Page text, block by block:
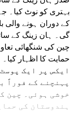
بہتری کو نوٹ کیا۔
کے دوران ہونے والی
گی۔ ہان زینگ کے
چین کی شنگھائی
حمایت کا اظہار کیا۔
ایکس پر ایک
پہنچنے کے فوراً
خوشی ہوئی۔ چین
ہندوستان کی